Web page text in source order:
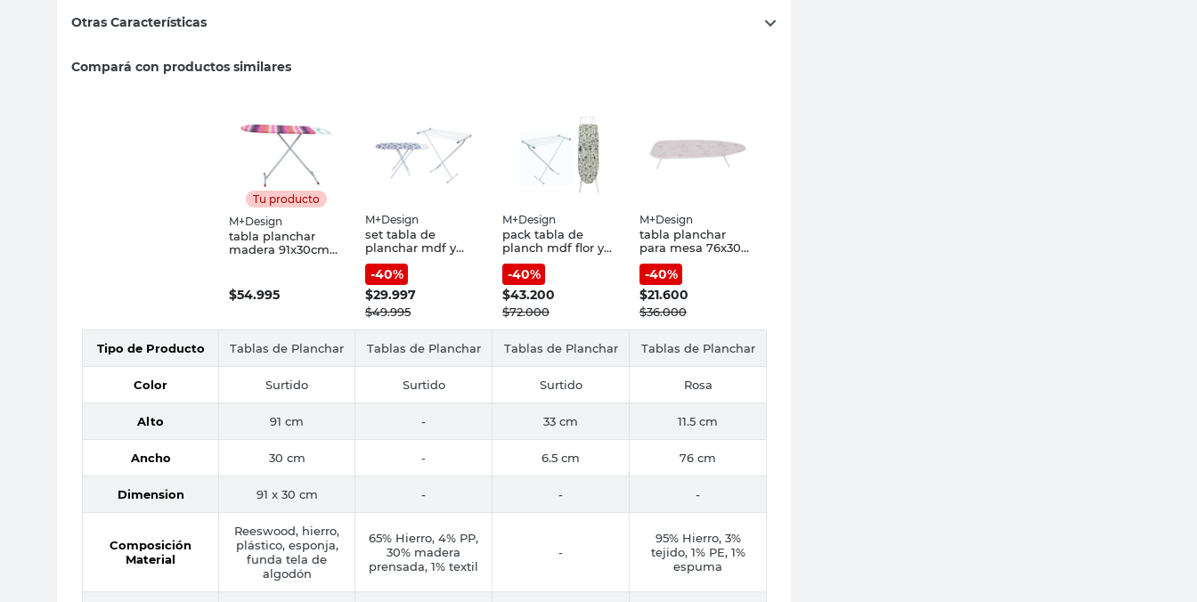
Otras Características
Compará con productos similares
Tu producto
M+Design
tabla planchar
madera 91x30cm
$54.995
M+Design
set tabla de
planchar mdf y
tend 6mt sb.
-40%
$29.997
$49.995
M+Design
pack tabla de
planch mdf flor y
tend 6m
-40%
$43.200
$72.000
M+Design
tabla planchar
para mesa 76x30
herbal
-40%
$21.600
$36.000
Tipo de Producto Tablas de Planchar Tablas de Planchar Tablas de Planchar Tablas de Planchar
Color Surtido Surtido Surtido Rosa
Alto 91 cm - 33 cm 11.5 cm
Ancho 30 cm - 6.5 cm 76 cm
Dimension 91 x 30 cm - - -
Composición
Material
Reeswood, hierro,
plástico, esponja,
funda tela de
algodón
65% Hierro, 4% PP,
30% madera
prensada, 1% textil
-
95% Hierro, 3%
tejido, 1% PE, 1%
espuma